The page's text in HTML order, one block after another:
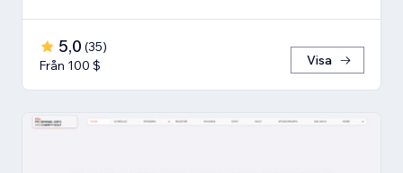
5,0 (35)
Från 100 $
Visa